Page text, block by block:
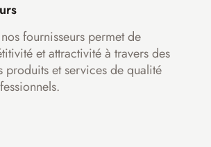
fournisseurs permet de
et attractivité à travers des
produits et services de qualité